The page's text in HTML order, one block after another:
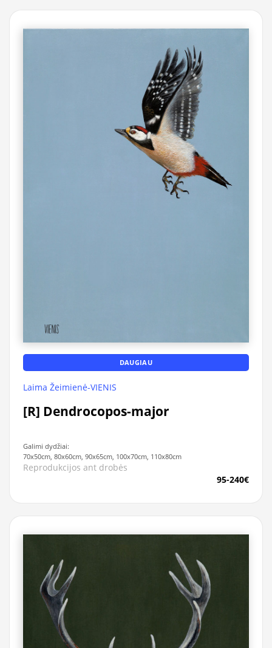
DAUGIAU
Laima Žeimienė-VIENIS
[R] Dendrocopos-major
Galimi dydžiai:
70x50cm, 80x60cm, 90x65cm, 100x70cm, 110x80cm
Reprodukcijos ant drobės
95-240€